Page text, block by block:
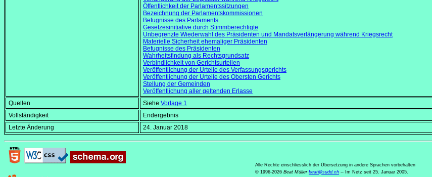
Öffentlichkeit der Parlamentssitzungen
Bezeichnung der Parlamentskommissionen
Befugnisse des Parlaments
Gesetzesinitiative durch Stimmberechtigte
Unbegrenzte Wiederwahl des Präsidenten und Mandatsverlängerung während Kriegsrecht
Materielle Sicherheit ehemaliger Präsidenten
Befugnisse des Präsidenten
Wahrheitsfindung als Rechtsgrundsatz
Verbindlichkeit von Gerichtsurteilen
Veröffentlichung der Urteile des Verfassungsgerichts
Veröffentlichung der Urteile des Obersten Gerichts
Stellung der Gemeinden
Veröffentlichung aller geltenden Erlasse
Quellen
Siehe Vorlage 1
Vollständigkeit
Endergebnis
Letzte Änderung
24. Januar 2018
Alle Rechte einschliesslich der Übersetzung in andere Sprachen vorbehalten
© 1996-2026 Beat Müller beat@sudd.ch -- Im Netz seit 25. Januar 2005.